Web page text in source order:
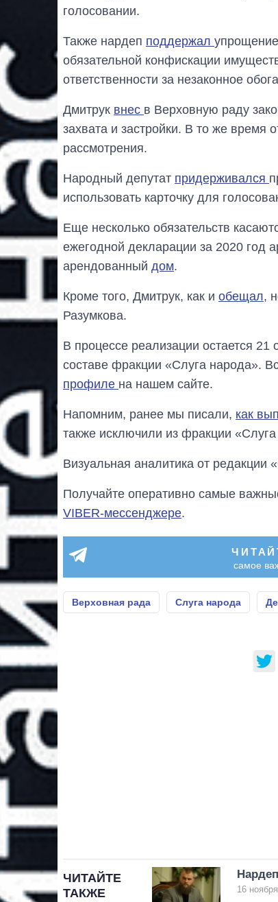
голосовании.
Также нардеп поддержал
обязательной конфискации
ответственности за незаконное
Дмитрук внес в Верховную раду
захвата и застройки. В то же время
рассмотрения.
Народный депутат придерживался
использовать карточку для
Еще несколько обязательств
ежегодной декларации за 2020 год
арендованный дом.
Кроме того, Дмитрук, как и обещал,
Разумкова.
В процессе реализации остается
составе фракции «Слуга народа».
профиле на нашем сайте.
Напомним, ранее мы писали, как
также исключили из фракции
Визуальная аналитика от редакции
Получайте оперативно самые
VIBER-мессенджере.
самое
Верховная рада Слуга народа
ЧИТАЙТЕ
ТАКЖЕ
16